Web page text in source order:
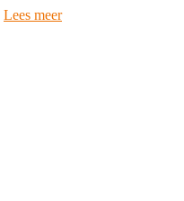
Lees meer